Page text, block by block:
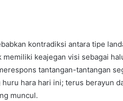
kontradiksi antara tipe
keajegan visi sebagai
tantangan-tantangan
hara hari ini; terus berayun
muncul.